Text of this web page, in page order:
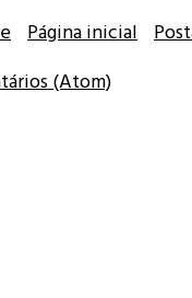
Página inicial
(Atom)